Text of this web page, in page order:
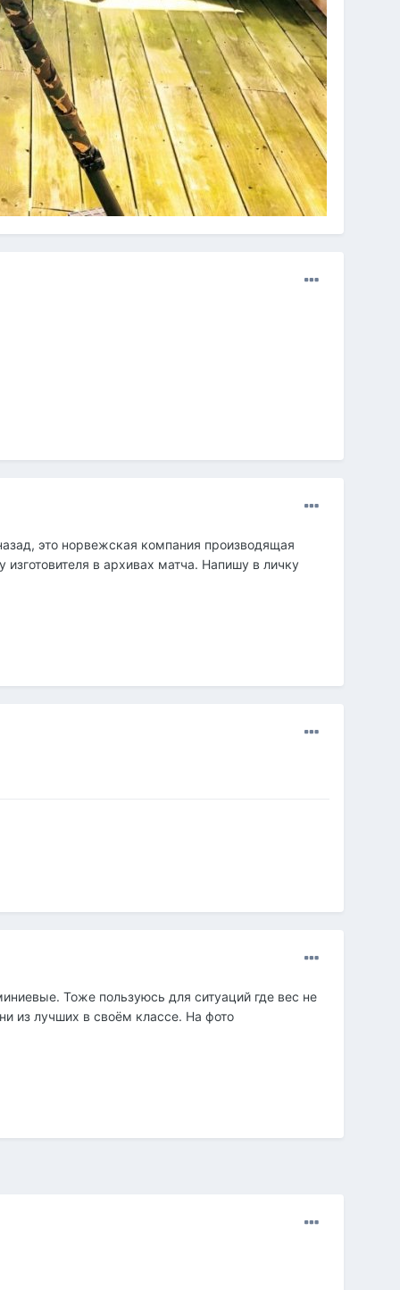
это норвежская компания производящая
в архивах матча. Напишу в личку
Тоже пользуюсь для ситуаций где вес не
из лучших в своём классе. На фото